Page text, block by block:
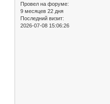
Провел на форуме:
9 месяцев 22 дня
Последний визит:
2026-07-08 15:06:26